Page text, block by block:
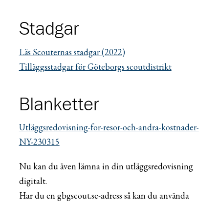
Stadgar
Läs Scouternas stadgar (2022)
Tilläggsstadgar för Göteborgs scoutdistrikt
Blanketter
Utläggsredovisning-for-resor-och-andra-kostnader-
NY-230315
Nu kan du även lämna in din utläggsredovisning
digitalt.
Har du en gbgscout.se-adress så kan du använda